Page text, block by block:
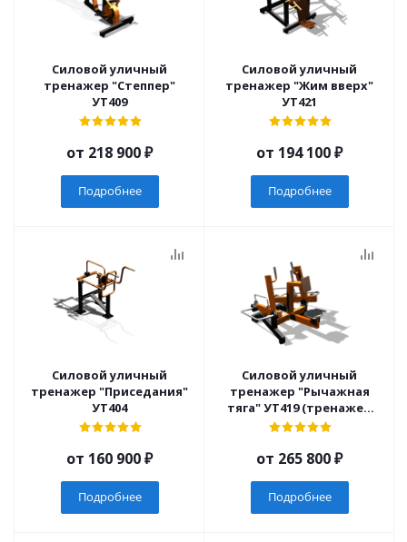
Силовой уличный
тренажер "Степпер"
УТ409
от 218 900 ₽
Подробнее
Силовой уличный
тренажер "Жим вверх"
УТ421
от 194 100 ₽
Подробнее
Силовой уличный
тренажер "Приседания"
УТ404
от 160 900 ₽
Подробнее
Силовой уличный
тренажер "Рычажная
тяга" УТ419 (тренажер
находится на
производства и внешне
заявленной картинки
от 265 800 ₽
Подробнее